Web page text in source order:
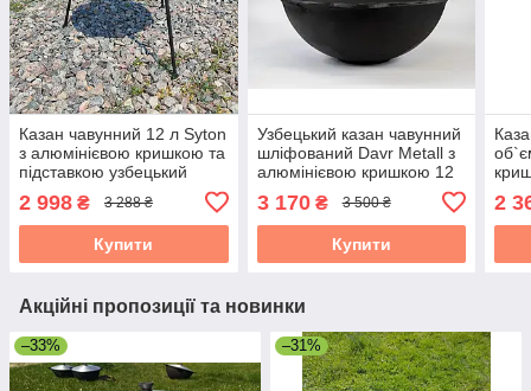
Казан чавунний 12 л Syton
з алюмінієвою кришкою та
підставкою узбецький
2 998 ₴ 3 288 ₴
Купити
Узбецький казан чавунний
шліфований Davr Metall з
алюмінієвою кришкою 12
3 170₴ 3 500 ₴
Купити
2
Акційні пропозиції та новинки
–33% –31%